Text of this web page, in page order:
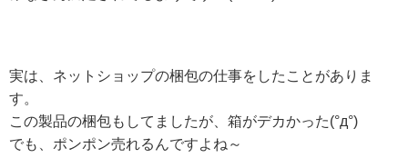
実は、ネットショップの梱包の仕事をしたことがありま
す。
この製品の梱包もしてましたが、箱がデカかった(°д°)
でも、ポンポン売れるんですよね～